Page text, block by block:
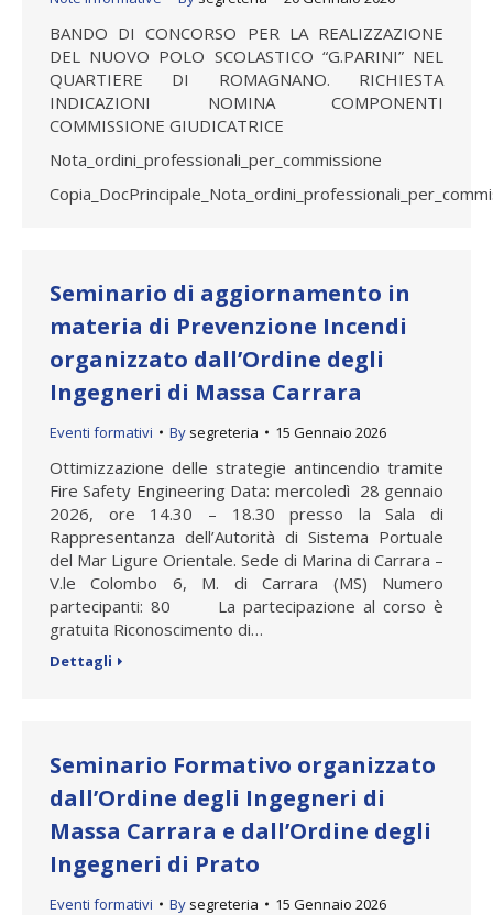
BANDO DI CONCORSO PER LA REALIZZAZIONE
DEL NUOVO POLO SCOLASTICO “G.PARINI” NEL
QUARTIERE DI ROMAGNANO. RICHIESTA
INDICAZIONI NOMINA COMPONENTI
COMMISSIONE GIUDICATRICE
Nota_ordini_professionali_per_commissione
Seminario di aggiornamento in
materia di Prevenzione Incendi
organizzato dall’Ordine degli
Ingegneri di Massa Carrara
Eventi formativi By segreteria 15 Gennaio 2026
Ottimizzazione delle strategie antincendio tramite
Fire Safety Engineering Data: mercoledì 28 gennaio
2026, ore 14.30 – 18.30 presso la Sala di
Rappresentanza dell’Autorità di Sistema Portuale
del Mar Ligure Orientale. Sede di Marina di Carrara –
V.le Colombo 6, M. di Carrara (MS) Numero
partecipanti: 80 La partecipazione al corso è
gratuita Riconoscimento di…
Dettagli
Seminario Formativo organizzato
dall’Ordine degli Ingegneri di
Massa Carrara e dall’Ordine degli
Ingegneri di Prato
Eventi formativi By segreteria 15 Gennaio 2026